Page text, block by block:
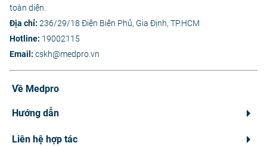
toàn diện.
Địa chỉ: 236/29/18 Điện Biên Phủ, Gia Định, TP.HCM
Hotline: 19002115
Email: cskh@medpro.vn
Về Medpro
Hướng dẫn
Liên hệ hợp tác